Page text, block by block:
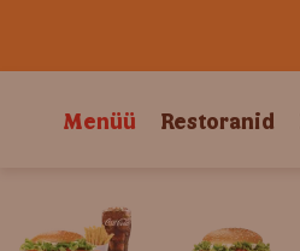
Menüü Restoranid